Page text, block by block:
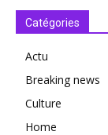
Catégories
Actu
Breaking news
Culture
Home